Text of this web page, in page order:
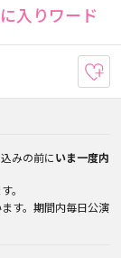
入りワード
みの前にいま一度内
。
す。期間内毎日公演